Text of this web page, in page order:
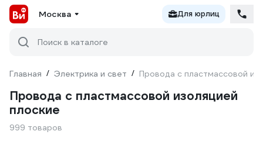
Москва Для юрлиц
Поиск в каталоге
Главная / Электрика и свет / Провода с пластмассовой
Провода с пластмассовой изоляцией
плоские
999 товаров